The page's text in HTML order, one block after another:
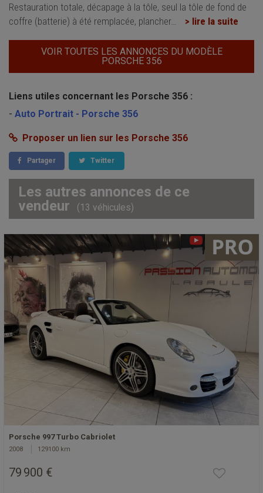
Restauration totale, décapage à la tôle, seul la tôle de fond de
coffre (batterie) à été remplacée, plancher… > lire la suite
VOIR TOUTES LES ANNONCES DU MODÈLE
PORSCHE 356
Liens utiles concernant les Porsche 356 :
- Auto Portrait - Porsche 356
Proposer un lien sur les Porsche 356
Partager Twitter
Les autres annonces de ce
vendeur
(13 véhicules)
Porsche 997 Turbo Cabriolet
2008 129100 km
79 900 €